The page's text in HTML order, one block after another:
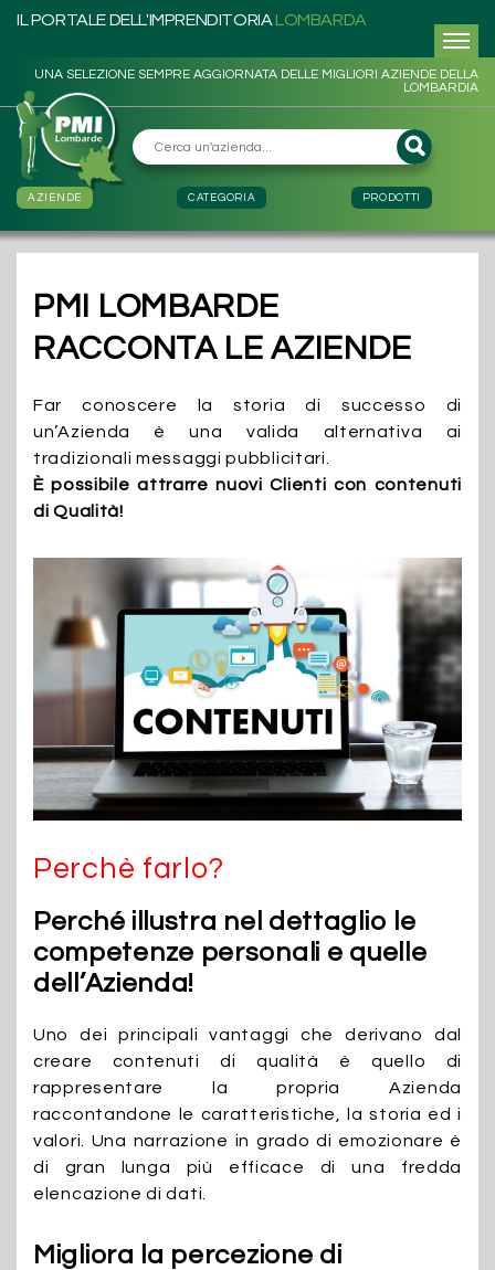
IL PORTALE DELL'IMPRENDITORIA LOMBARDA
UNA SELEZIONE SEMPRE AGGIORNATA DELLE MIGLIORI AZIENDE DELLA
LOMBARDIA
AZIENDE CATEGORIA PRODOTTI
PMI LOMBARDE
RACCONTA LE AZIENDE
Far conoscere la storia di successo di
un’Azienda è una valida alternativa ai
tradizionali messaggi pubblicitari.
È possibile attrarre nuovi Clienti con contenuti
di Qualità!
Perchè farlo?
Perché illustra nel dettaglio le
competenze personali e quelle
dell’Azienda!
Uno dei principali vantaggi che derivano dal
creare contenuti di qualità è quello di
rappresentare la propria Azienda
raccontandone le caratteristiche, la storia ed i
valori. Una narrazione in grado di emozionare è
di gran lunga più efficace di una fredda
elencazione di dati.
Migliora la percezione di